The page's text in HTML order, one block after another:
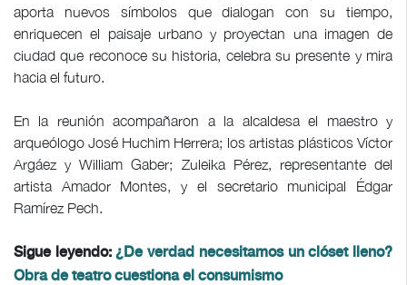
aporta nuevos símbolos que dialogan con su tiempo,
enriquecen el paisaje urbano y proyectan una imagen de
ciudad que reconoce su historia, celebra su presente y mira
hacia el futuro.
En la reunión acompañaron a la alcaldesa el maestro y
arqueólogo José Huchim Herrera; los artistas plásticos Víctor
Argáez y William Gaber; Zuleika Pérez, representante del
artista Amador Montes, y el secretario municipal Édgar
Ramírez Pech.
Sigue leyendo:¿De verdad necesitamos un clóset lleno?
Obra de teatro cuestiona el consumismo